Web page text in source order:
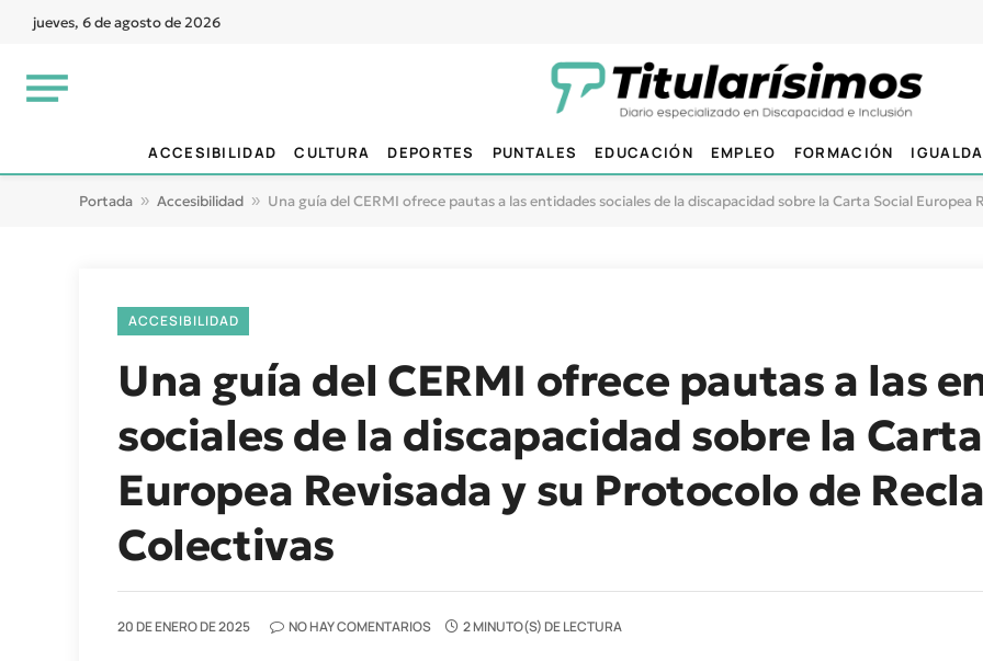
jueves, 6 de agosto de 2026
ACCESIBILIDAD CULTURA DEPORTES PUNTALES EDUCACIÓN EMPLEO FORMACIÓN
Portada » Accesibilidad » Una guía del CERMI ofrece pautas a las entidades sociales de la discapacidad sobre la Carta Social
ACCESIBILIDAD
Una guía del CERMI ofrece pautas a las
sociales de la discapacidad sobre la
Europea Revisada y su Protocolo de
Colectivas
20 DE ENERO DE 2025 NO HAY COMENTARIOS 2 MINUTO(S) DE LECTURA